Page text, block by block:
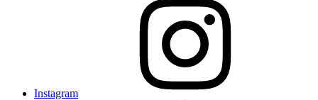
Instagram